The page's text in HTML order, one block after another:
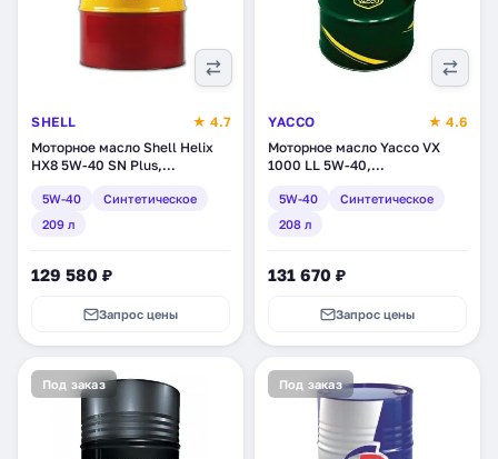
SHELL
★ 4.7
Моторное масло Shell Helix
HX8 5W-40 SN Plus,
(550051527)
5W-40
Синтетическое
209 л
129 580 ₽
Запрос цены
YACCO
★ 4.6
Моторное масло Yacco VX
1000 LL 5W-40,
5W-40
Синтетическое
208 л
131 670 ₽
Запрос цены
Под заказ Под заказ